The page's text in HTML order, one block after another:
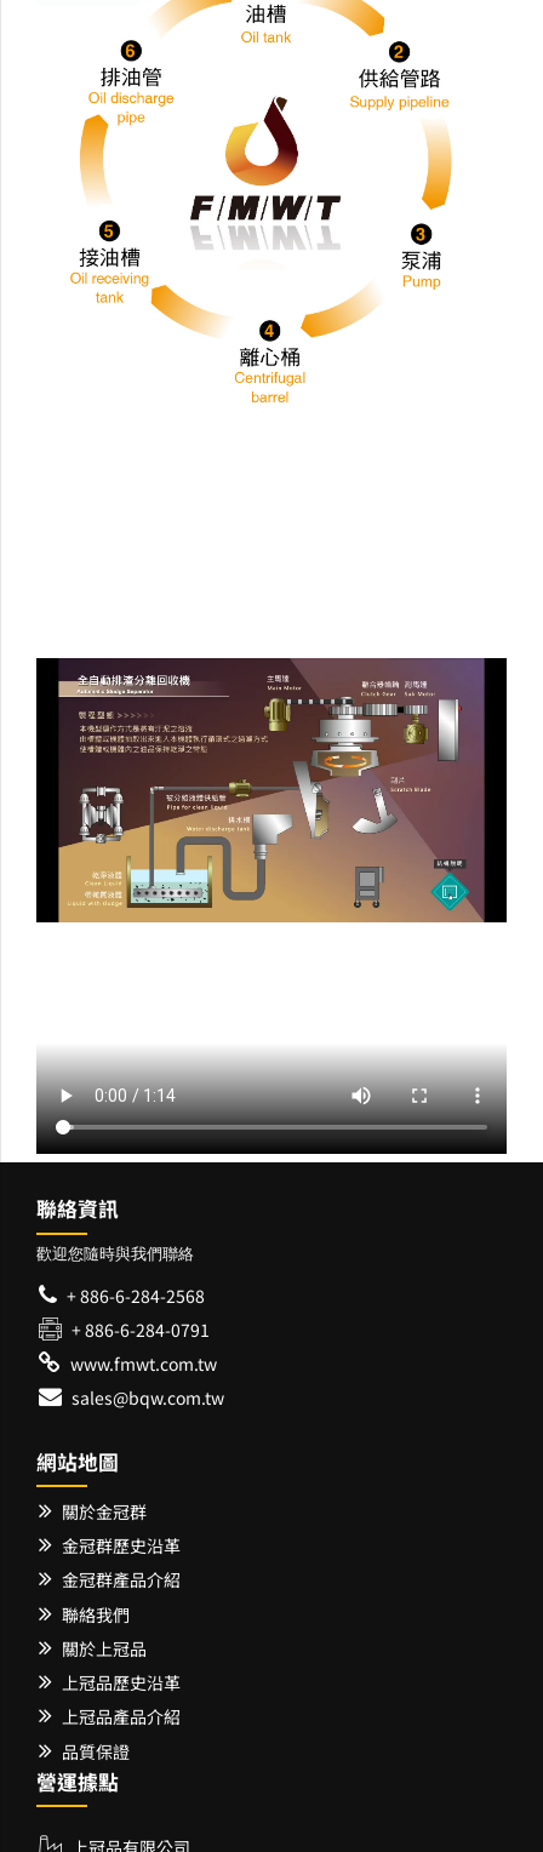
聯絡資訊
歡迎您隨時與我們聯絡
+ 886-6-284-2568
+ 886-6-284-0791
www.fmwt.com.tw
sales@bqw.com.tw
網站地圖
關於金冠群
金冠群歷史沿革
金冠群產品介紹
聯絡我們
關於上冠品
上冠品歷史沿革
上冠品產品介紹
品質保證
營運據點